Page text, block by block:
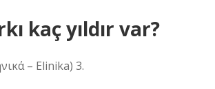
kaç yıldır var?
– Elinika) 3.